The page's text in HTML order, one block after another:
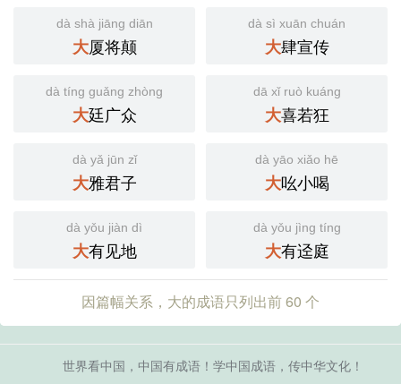
dà shà jiāng diān
大厦将颠
dà sì xuān chuán
大肆宣传
dà tíng guǎng zhòng
大廷广众
dā xǐ ruò kuáng
大喜若狂
dà yǎ jūn zǐ
大雅君子
dà yāo xiǎo hē
大吆小喝
dà yǒu jiàn dì
大有见地
dà yǒu jìng tíng
大有迳庭
因篇幅关系，大的成语只列出前 60 个
世界看中国，中国有成语！学中国成语，传中华文化！